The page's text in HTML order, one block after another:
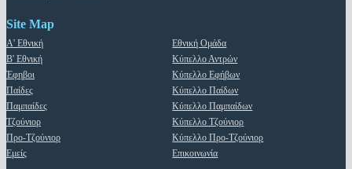
Site Map
Α' Εθνική
Β' Εθνική
Έφηβοι
Παίδες
Παμπαίδες
Τζούνιορ
Προ-Τζούνιορ
Εμείς
Εθνική Ομάδα
Κύπελλο Αντρών
Κύπελλο Εφήβων
Κύπελλο Παίδων
Κύπελλο Παμπαίδων
Κύπελλο Τζούνιορ
Κύπελλο Προ-Τζούνιορ
Επικοινωνία